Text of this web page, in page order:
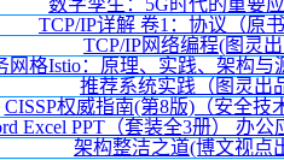
数字孪生：5G时代的重要
TCP/IP详解 卷1：协议（原书
TCP/IP网络编程(图灵
网格Istio：原理、实践、架构与
推荐系统实践（图灵出
CISSP权威指南(第8版)（安全技
Excel PPT（套装全3册） 办
架构整洁之道(博文视点